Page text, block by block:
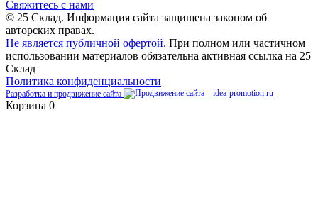
Свяжитесь с нами
© 25 Склад. Информация сайта защищена законом об
авторских правах.
Не является публичной офертой. При полном или частичном
использовании материалов обязательна активная ссылка на 25
Склад
Политика конфиденциальности
Разработка и продвижение сайта
Корзина 0